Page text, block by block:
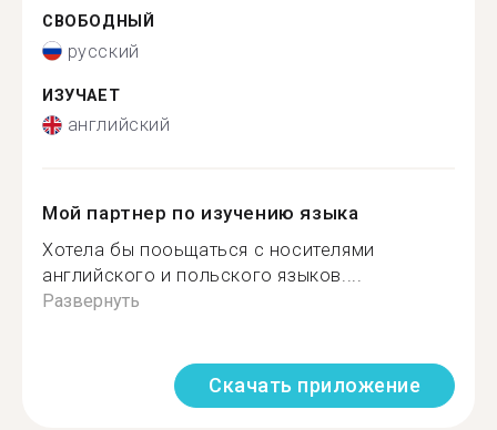
СВОБОДНЫЙ
русский
ИЗУЧАЕТ
английский
Мой партнер по изучению языка
Хотела бы пооьщаться с носителями
английского и польского языков....
Развернуть
Скачать приложение